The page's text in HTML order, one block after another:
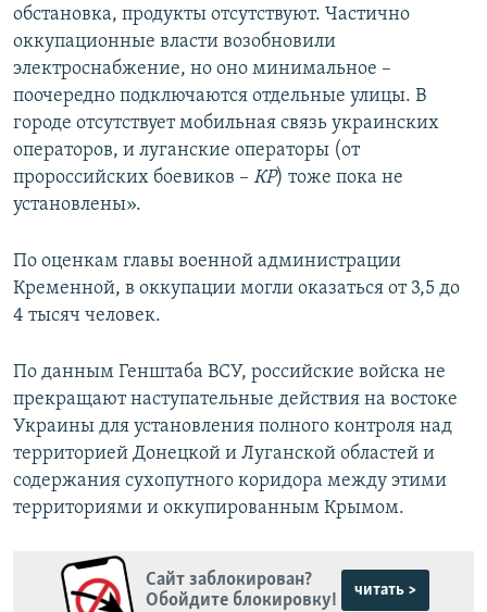
обстановка, продукты отсутствуют. Частично
оккупационные власти возобновили
электроснабжение, но оно минимальное –
поочередно подключаются отдельные улицы. В
городе отсутствует мобильная связь украинских
операторов, и луганские операторы (от
пророссийских боевиков – КР) тоже пока не
установлены».
По оценкам главы военной администрации
Кременной, в оккупации могли оказаться от 3,5 до
4 тысяч человек.
По данным Генштаба ВСУ, российские войска не
прекращают наступательные действия на востоке
Украины для установления полного контроля над
территорией Донецкой и Луганской областей и
содержания сухопутного коридора между этими
территориями и оккупированным Крымом.
Сайт заблокирован?
Обойдите блокировку!
читать >